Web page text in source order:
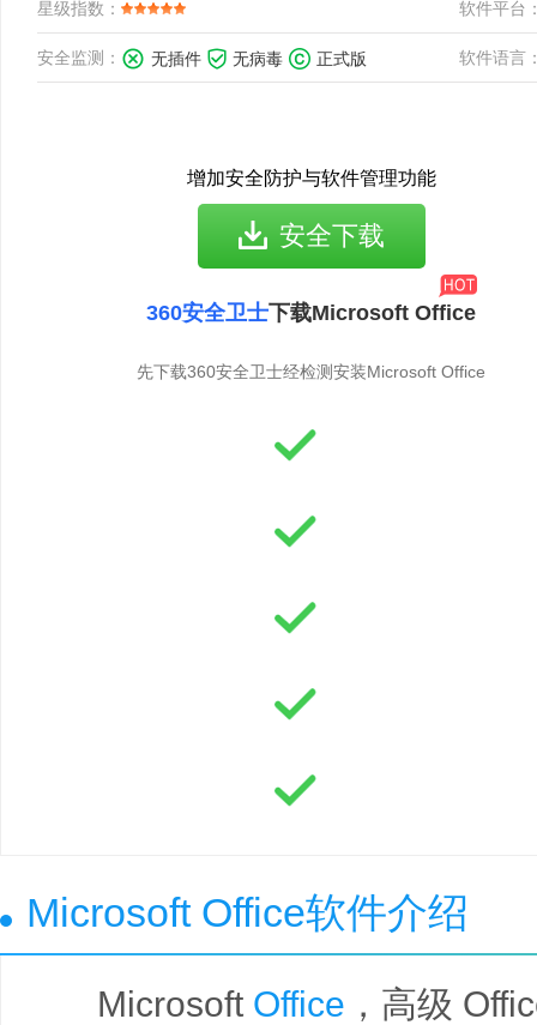
星级指数： 软件平台
安全监测： 无插件 无病毒 正式版 软件语言
增加安全防护与软件管理功能
安全下载
360安全卫士下载Microsoft Office
先下载360安全卫士经检测安装Microsoft Office
Microsoft Office软件介绍
Microsoft Office ，高级